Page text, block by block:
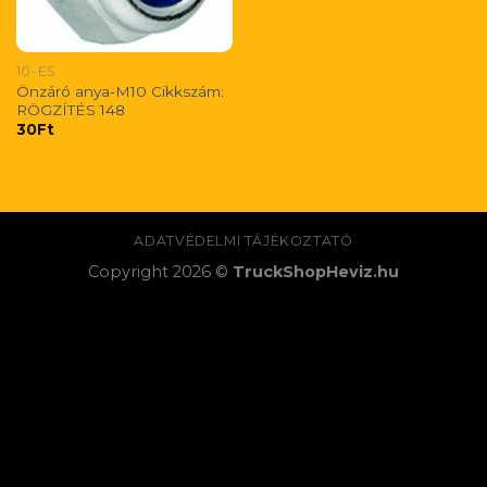
10-ES
Önzáró anya-M10 Cikkszám:
RÖGZÍTÉS 148
30Ft
ADATVÉDELMI TÁJÉKOZTATÓ
Copyright 2026 © TruckShopHeviz.hu